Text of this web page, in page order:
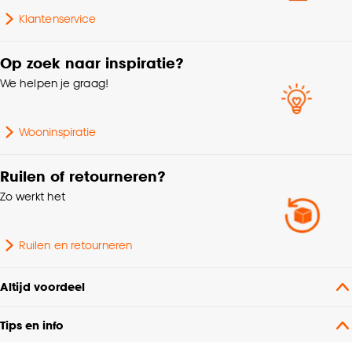
Raamdecoratie
Landelijk, Bohemian
Bediening Handmatig, Elektrisch
Wasvoorschriften
Klantenservice
Op zoek naar inspiratie?
We helpen je graag!
Wooninspiratie
Ruilen of retourneren?
Zo werkt het
Ruilen en retourneren
Altijd voordeel
Tips en info